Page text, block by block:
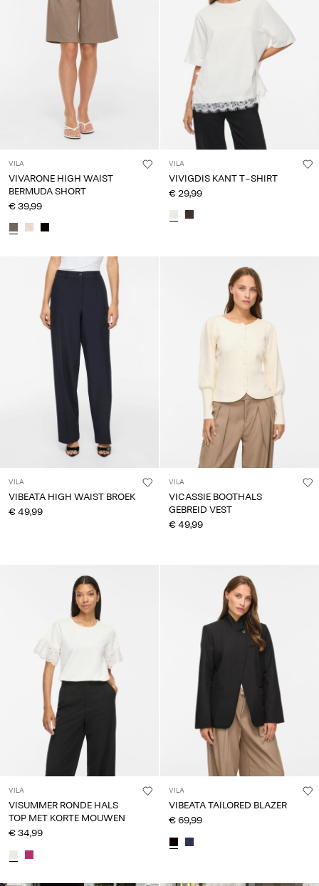
VILA
VIVARONE HIGH WAIST
BERMUDA SHORT
€ 39,99
VILA
VIVIGDIS KANT T-SHIRT
€ 29,99
VILA
VIBEATA HIGH WAIST BROEK
€ 49,99
VILA
VICASSIE BOOTHALS
GEBREID VEST
€ 49,99
VILA
VISUMMER RONDE HALS
TOP MET KORTE MOUWEN
€ 34,99
VILA
VIBEATA TAILORED BLAZER
€ 69,99